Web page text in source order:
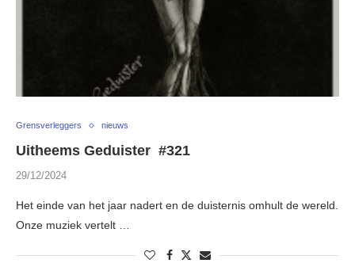
Grensverleggers nieuws
Uitheems Geduister #321
29/12/2024
Het einde van het jaar nadert en de duisternis omhult de wereld.
Onze muziek vertelt …